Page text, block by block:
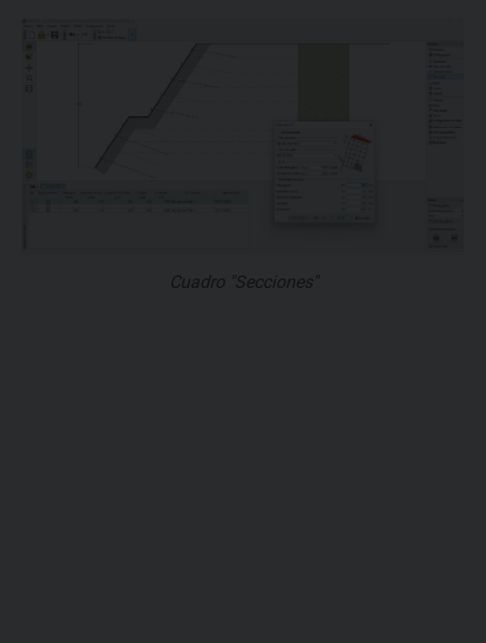
Cuadro "Secciones"